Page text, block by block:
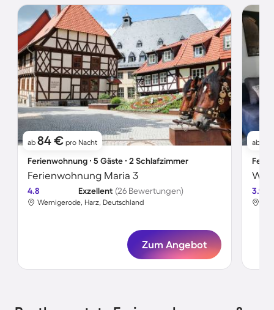
ab 84 € pro Nacht
Ferienwohnung ∙ 5 Gäste ∙ 2 Schlafzimmer
Ferienwohnung Maria 3
4.8 Exzellent (26 Bewertungen)
Wernigerode, Harz, Deutschland
Zum Angebot
ab
3.9